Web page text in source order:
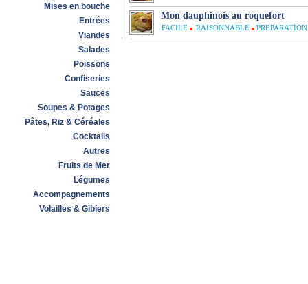
Mises en bouche
Entrées
Viandes
Salades
Poissons
Confiseries
Sauces
Soupes & Potages
Pâtes, Riz & Céréales
Cocktails
Autres
Fruits de Mer
Légumes
Accompagnements
Volailles & Gibiers
Mon dauphinois au roquefort
FACILE RAISONNABLE